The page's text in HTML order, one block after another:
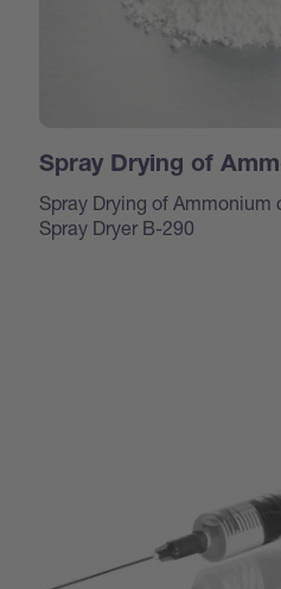
Spray Drying of
Spray Drying of
Spray Dryer B-290